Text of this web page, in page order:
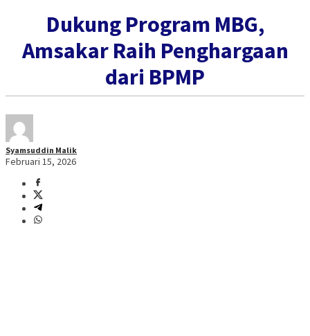
Dukung Program MBG,
Amsakar Raih Penghargaan
dari BPMP
Syamsuddin Malik
Februari 15, 2026